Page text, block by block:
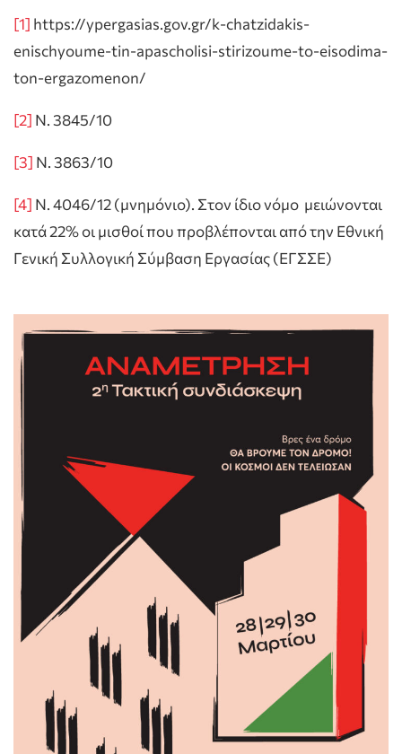
[1] https://ypergasias.gov.gr/k-chatzidakis-
enischyoume-tin-apascholisi-stirizoume-to-eisodima-
ton-ergazomenon/
[2] Ν. 3845/10
[3] Ν. 3863/10
[4] Ν. 4046/12 (μνημόνιο). Στον ίδιο νόμο μειώνονται
κατά 22% οι μισθοί που προβλέπονται από την Εθνική
Γενική Συλλογική Σύμβαση Εργασίας (ΕΓΣΣΕ)